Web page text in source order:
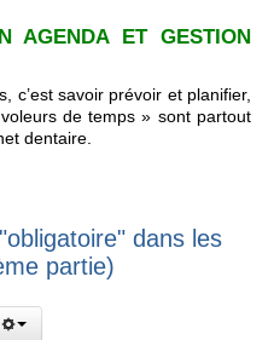
AGENDA ET GESTION
c’est savoir prévoir et planifier,
de temps » sont partout
dentaire.
dans les
partie)